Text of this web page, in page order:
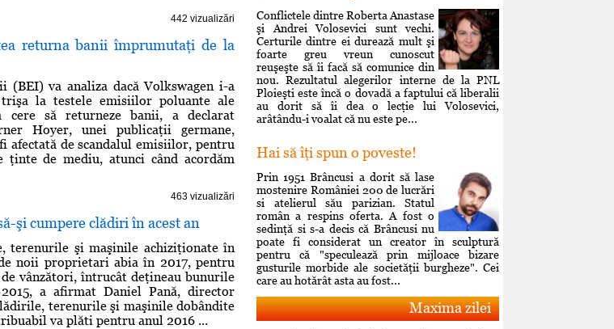
442 vizualizări
returna banii împrumutaţi de la
(BEI) va analiza dacă Volkswagen i-a
la testele emisiilor poluante ale
să returneze banii, a declarat
Hoyer, unei publicaţii germane,
afectată de scandalul emisiilor, pentru
ţinte de mediu, atunci când acordăm
463 vizualizări
şi cumpere clădiri în acest an
terenurile şi maşinile achiziţionate în
noii proprietari abia în 2017, pentru
vânzători, întrucât deţineau bunurile
a afirmat Daniel Pană, director
terenurile şi maşinile dobândite
va plăti pentru anul 2016 ...
Conflictele dintre Roberta Anastase
şi Andrei Volosevici sunt vechi.
Certurile dintre ei durează mult şi
foarte greu vreun cunoscut
reuşeşte să îi facă să comunice din
nou. Rezultatul alegerilor interne de la PNL
Ploieşti este încă o dovadă a faptului că liberalii
au dorit să îi dea o lecţie lui Volosevici,
arâtându-i voalat că nu este pe...
Hai să îţi spun o poveste!
Prin 1951 Brâncusi a dorit să lase
mostenire României 200 de lucrări
si atelierul său parizian. Statul
român a respins oferta. A fost o
sedinţă si s-a decis că Brâncusi nu
poate fi considerat un creator în sculptură
pentru că "speculează prin mijloace bizare
gusturile morbide ale societăţii burgheze". Cei
care au hotărât asta au fost...
Maxima zilei